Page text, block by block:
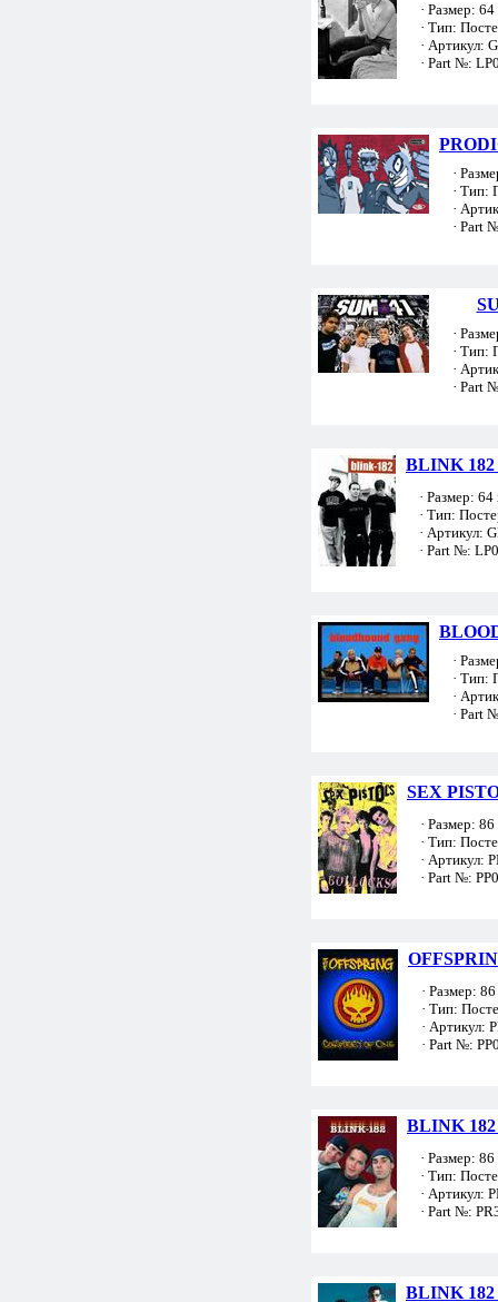
· Размер: 64
· Тип:
· Артикул:
· Part №:
·
· Тип:
·
· Part
·
· Тип:
·
· Part
BLINK 182
· Размер: 64
· Тип:
· Артикул:
· Part №:
·
· Тип:
·
· Part
SEX
· Размер: 86
· Тип:
· Артикул:
· Part №:
· Размер:
· Тип:
· Артикул:
· Part №:
BLINK
· Размер: 86
· Тип:
· Артикул:
· Part №:
BLINK 182